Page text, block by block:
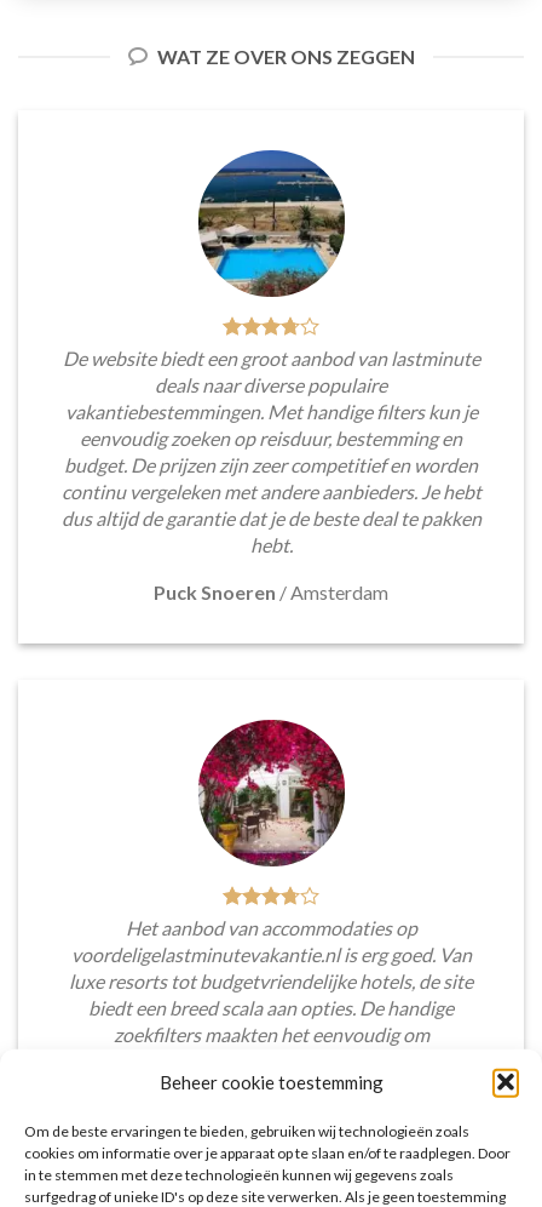
Beheer cookie toestemming
Om de beste ervaringen te bieden, gebruiken wij technologieën zoals
cookies om informatie over je apparaat op te slaan en/of te raadplegen. Door
in te stemmen met deze technologieën kunnen wij gegevens zoals
surfgedrag of unieke ID's op deze site verwerken. Als je geen toestemming
WAT ZE OVER ONS ZEGGEN
De website biedt een groot aanbod van lastminute
deals naar diverse populaire
vakantiebestemmingen. Met handige filters kun je
eenvoudig zoeken op reisduur, bestemming en
budget. De prijzen zijn zeer competitief en worden
continu vergeleken met andere aanbieders. Je hebt
dus altijd de garantie dat je de beste deal te pakken
hebt.
Puck Snoeren /Amsterdam
Het aanbod van accommodaties op
voordeligelastminutevakantie.nl is erg goed. Van
luxe resorts tot budgetvriendelijke hotels, de site
biedt een breed scala aan opties. De handige
zoekfilters maakten het eenvoudig om
voorkeuren en budget.
Tim Beukers/Tilburg